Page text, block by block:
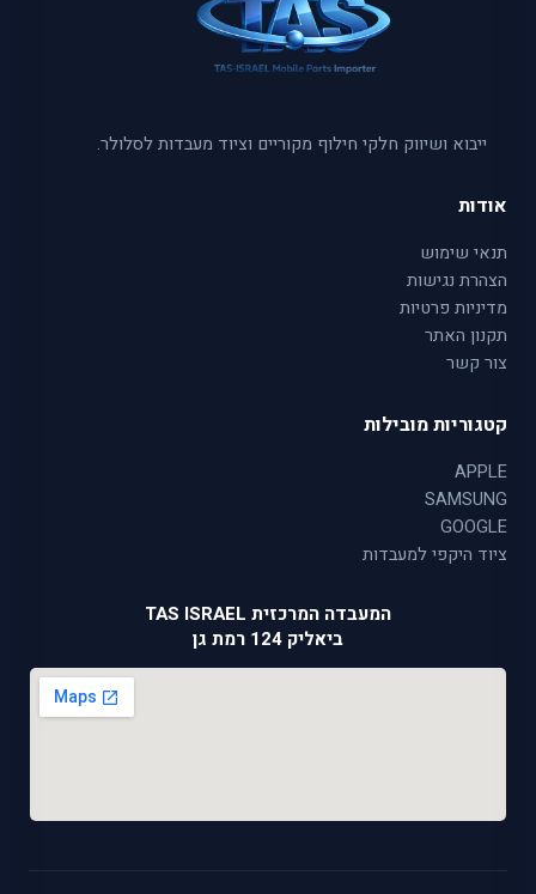
ייבוא ושיווק חלקי חילוף מקוריים וציוד מעבדות לסלולר.
אודות
תנאי שימוש
הצהרת נגישות
מדיניות פרטיות
תקנון האתר
צור קשר
קטגוריות מובילות
APPLE
SAMSUNG
GOOGLE
ציוד היקפי למעבדות
המעבדה המרכזית TAS ISRAEL
ביאליק 124 רמת גן